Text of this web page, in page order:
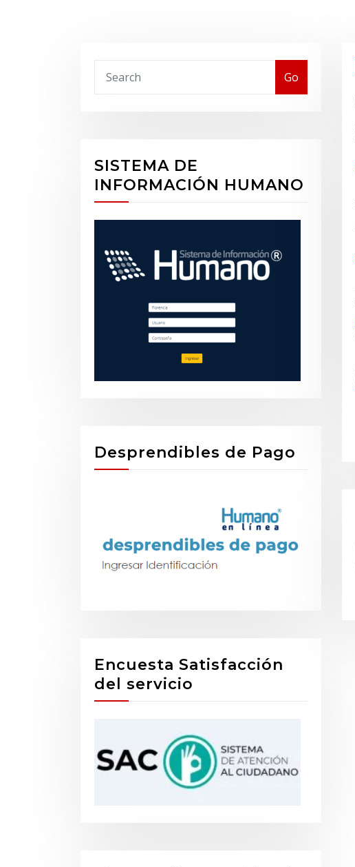
Go
SISTEMA DE
INFORMACIÓN HUMANO
Desprendibles de Pago
Encuesta Satisfacción
del servicio